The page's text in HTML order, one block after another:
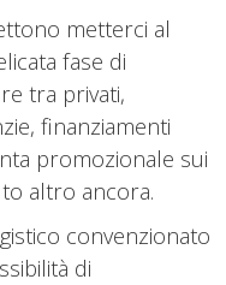
metterci al
fase di
tra privati,
finanziamenti
promozionale sui
altro ancora.
convenzionato
di